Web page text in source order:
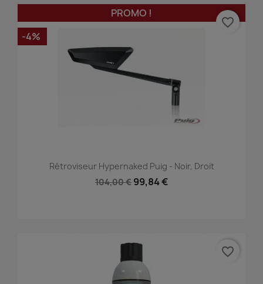
Rétroviseur Hypernaked Puig - Noir, Droit
104,00 € 99,84 €
PROMO !
-4%
favorite_border
favorite_border